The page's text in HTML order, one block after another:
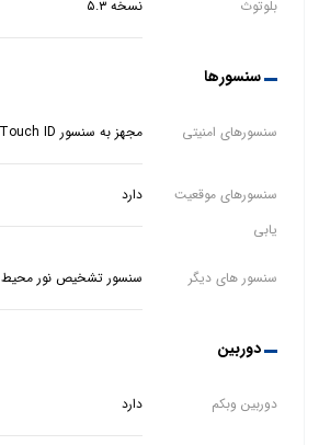
بلوتوث نسخه ۵.۳
سنسورها
سنسورهای امنیتی مجهز به سنسور Touch ID
سنسورهای موقعیت
یابی
دارد
سنسور های دیگر سنسور تشخیص نور محیط
دوربین
دوربین وبکم دارد